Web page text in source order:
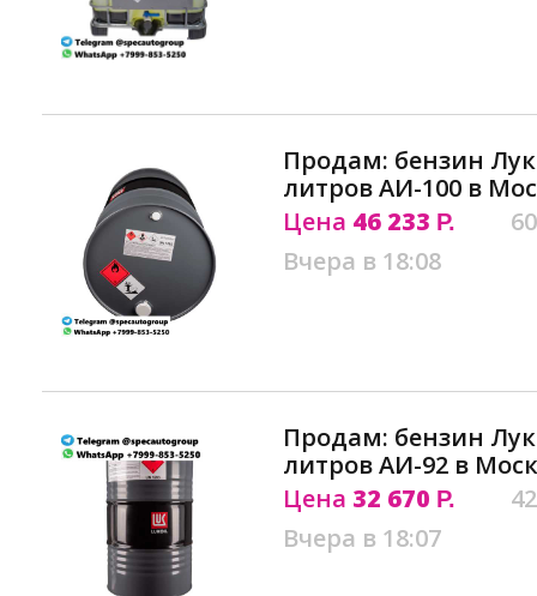
Продам: бензин
литров АИ-100 в
Цена 46 233 Р.
Вчера в 18:08
Продам: бензин
литров АИ-92 в
Цена 32 670 Р.
Вчера в 18:07